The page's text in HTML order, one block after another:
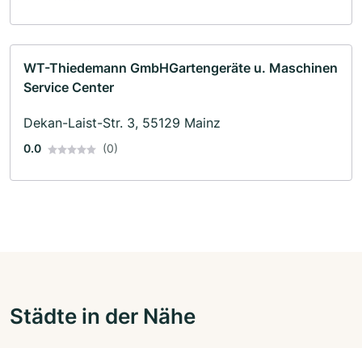
WT-Thiedemann GmbHGartengeräte u. Maschinen
Service Center
Dekan-Laist-Str. 3, 55129 Mainz
0.0 (0)
Städte in der Nähe